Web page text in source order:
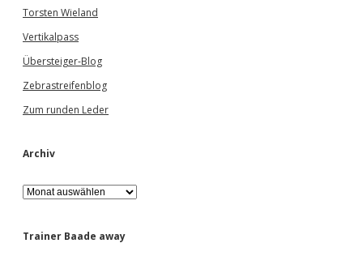
Torsten Wieland
Vertikalpass
Übersteiger-Blog
Zebrastreifenblog
Zum runden Leder
Archiv
A
r
h
Trainer Baade away